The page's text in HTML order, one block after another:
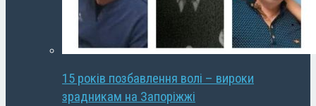
15 років позбавлення волі – вироки
зрадникам на Запоріжжі